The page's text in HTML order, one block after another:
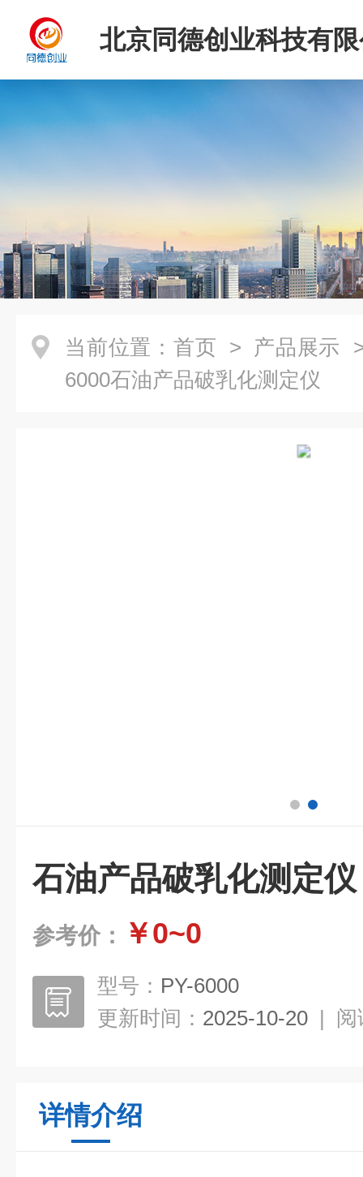
北京同德创业科技有
当前位置： 首页 > 产品展示
6000石油产品破乳化测定仪
石油产品破乳化测定仪
参考价： ￥0~0
型号： PY-6000
更新时间： 2025-10-20 | 阅
详情介绍